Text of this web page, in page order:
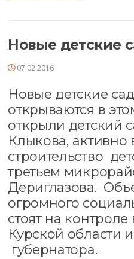
Новые детские
07.02.2016
Новые детские
открываются в
открыли детский
Клыкова, активно
строительство
третьем
Дериглазова.
огромного
стоят на
Курской области
губернатора.